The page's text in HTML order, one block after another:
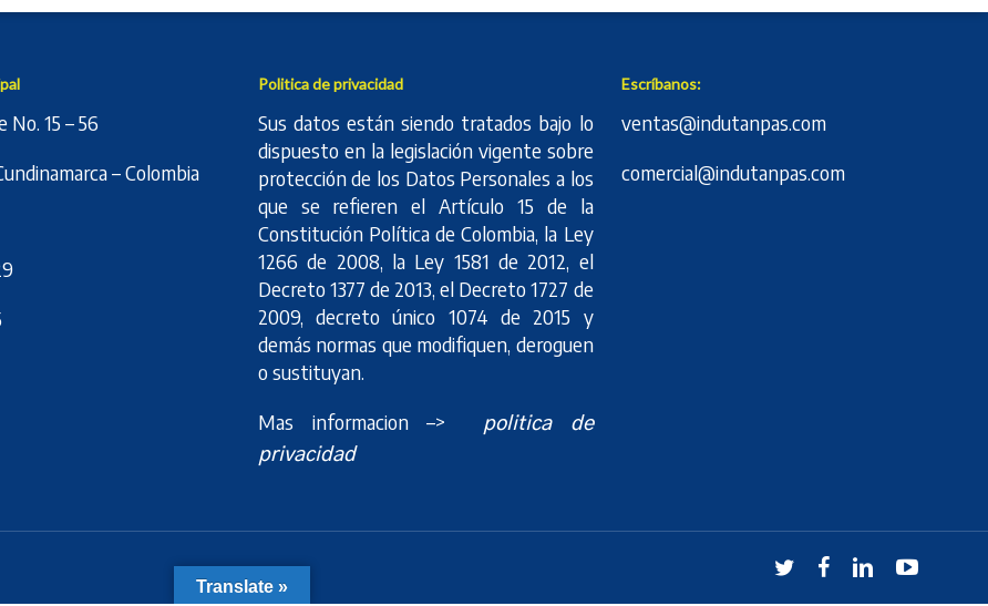
No. 15 – 56
– Colombia
Politica de privacidad
Sus datos están siendo tratados bajo lo
dispuesto en la legislación vigente sobre
protección de los Datos Personales a los
que se refieren el Artículo 15 de la
Constitución Política de Colombia, la Ley
1266 de 2008, la Ley 1581 de 2012, el
Decreto 1377 de 2013, el Decreto 1727 de
2009, decreto único 1074 de 2015 y
demás normas que modifiquen, deroguen
o sustituyan.
Mas informacion –>
politica de
privacidad
Escríbanos:
ventas@indutanpas.com
comercial@indutanpas.com
twitter facebooklinkedin youtube
Translate »